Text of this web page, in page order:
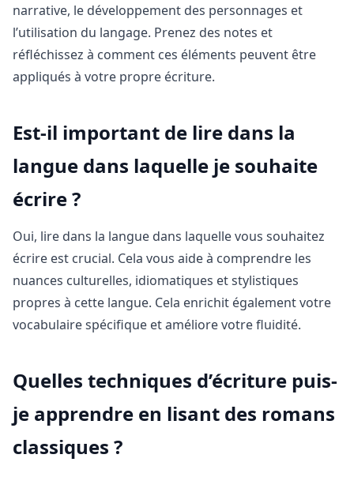
narrative, le développement des personnages et
l’utilisation du langage. Prenez des notes et
réfléchissez à comment ces éléments peuvent être
appliqués à votre propre écriture.
Est-il important de lire dans la
langue dans laquelle je souhaite
écrire ?
Oui, lire dans la langue dans laquelle vous souhaitez
écrire est crucial. Cela vous aide à comprendre les
nuances culturelles, idiomatiques et stylistiques
propres à cette langue. Cela enrichit également votre
vocabulaire spécifique et améliore votre fluidité.
Quelles techniques d’écriture puis-
je apprendre en lisant des romans
classiques ?